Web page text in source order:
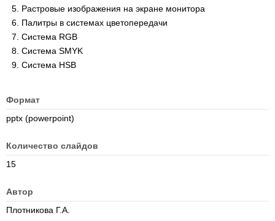
Растровые изображения на экране монитора
Палитры в системах цветопередачи
Система RGB
Система SMYK
Система HSB
Формат
pptx (powerpoint)
Количество слайдов
15
Автор
Плотникова Г.А.